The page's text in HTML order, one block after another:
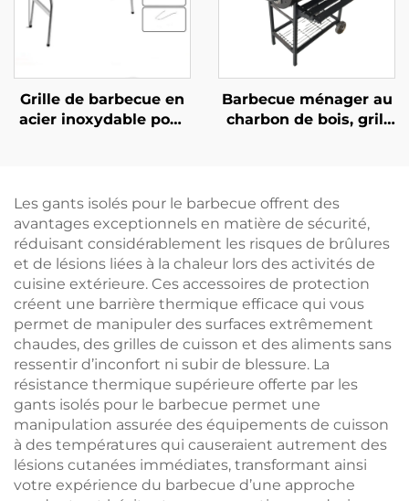
barbecue et four
Grille de barbecue en
acier inoxydable pour
domestique pour
barbecue au charbon
de bois, outils
extérieurs pour
barbecue, cuisson au
charbon de bois
Barbecue ménager au
charbon de bois, grill
Les gants isolés pour le barbecue offrent des
avantages exceptionnels en matière de sécurité,
réduisant considérablement les risques de brûlures
et de lésions liées à la chaleur lors des activités de
cuisine extérieure. Ces accessoires de protection
créent une barrière thermique efficace qui vous
permet de manipuler des surfaces extrêmement
chaudes, des grilles de cuisson et des aliments sans
ressentir d’inconfort ni subir de blessure. La
résistance thermique supérieure offerte par les
gants isolés pour le barbecue permet une
manipulation assurée des équipements de cuisson
à des températures qui causeraient autrement des
lésions cutanées immédiates, transformant ainsi
votre expérience du barbecue d’une approche